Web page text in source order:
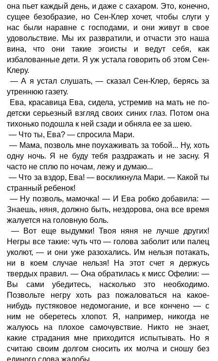
она пьет каждый день, и даже с сахаром. Это, конечно,
сущее безобразие, но Сен-Клер хочет, чтобы слуги у
нас были наравне с господами, и они живут в свое
удовольствие. Мы их развратили, и отчасти это наша
вина, что они такие эгоисты и ведут себя, как
избалованные дети. Я уж устала говорить об этом Сен-
Клеру.
— А я устал слушать, — сказал Сен-Клер, берясь за
утреннюю газету.
Ева, красавица Ева, сидела, устремив на мать не по-
детски серьезный взгляд своих синих глаз. Потом она
тихонько подошла к ней сзади и обняла ее за шею.
— Что ты, Ева? — спросила Мари.
— Мама, позволь мне поухаживать за тобой... Ну, хоть
одну ночь. Я не буду тебя раздражать и не засну. Я
часто не сплю по ночам, лежу и думаю...
— Что за вздор, Ева! — воскликнула Мари. — Какой ты
странный ребенок!
— Ну позволь, мамочка! — И Ева робко добавила: —
Знаешь, няня, должно быть, нездорова, она все время
жалуется на головную боль.
— Вот еще выдумки! Твоя няня не лучше других!
Негры все такие: чуть что — голова заболит или палец
уколют, — и они уже разохались. Им нельзя потакать,
ни в коем случае нельзя! На этот счет я держусь
твердых правил. — Она обратилась к мисс Офелии: —
Вы сами убедитесь, насколько это необходимо.
Позвольте негру хоть раз пожаловаться на какое-
нибудь пустяковое недомогание, и все кончено — с
ним не оберетесь хлопот. Я, например, никогда не
жалуюсь на плохое самочувствие. Никто не знает,
какие страдания мне приходится испытывать. Но я
считаю своим долгом сносить их молча и сношу без
единого слова жалобы.